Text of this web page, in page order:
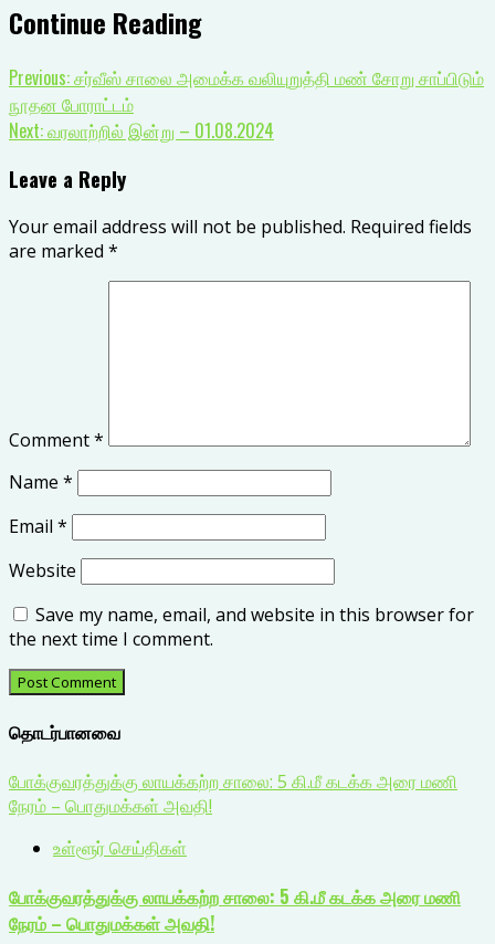
Continue Reading
Previous:சர்வீஸ் சாலை அமைக்க வலியுறுத்தி மண் சோறு சாப்பிடும்
நூதன போராட்டம்
Next:வரலாற்றில் இன்று – 01.08.2024
Leave a Reply
Your email address will not be published. Required fields
are marked *
Comment*
Name *
Email *
Website
Save my name, email, and website in this browser for
the next time I comment.
தொடர்பானவை
போக்குவரத்துக்கு லாயக்கற்ற சாலை: 5 கி.மீ கடக்க அரை மணி
நேரம் – பொதுமக்கள் அவதி!
உள்ளூர் செய்திகள்
போக்குவரத்துக்கு லாயக்கற்ற சாலை: 5 கி.மீ கடக்க அரை மணி
நேரம் – பொதுமக்கள் அவதி!